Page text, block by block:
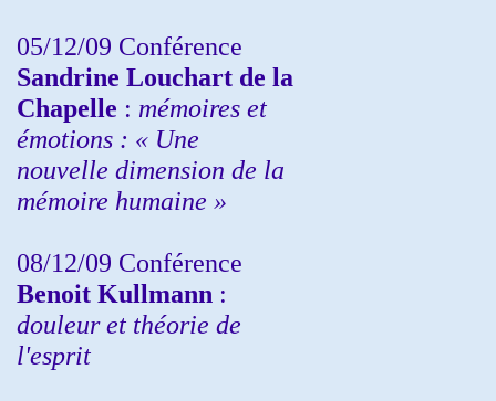
05/12/09 Conférence
Sandrine Louchart de la
Chapelle : mémoires et
émotions : « Une
nouvelle dimension de la
mémoire humaine »
08/12/09 Conférence
Benoit Kullmann :
douleur et théorie de
l'esprit